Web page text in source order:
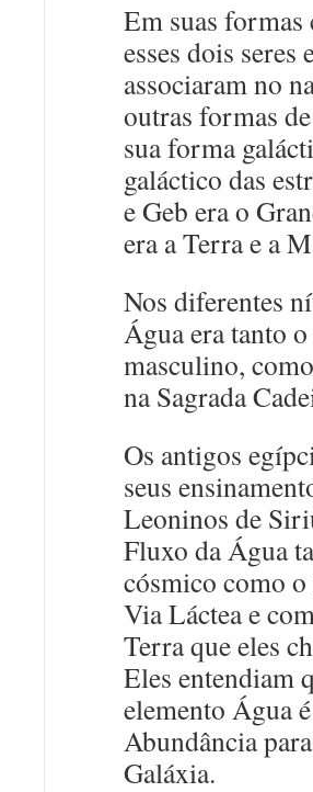
Em suas
esses dois seres
associaram no
outras formas
sua forma
galáctico das
e Geb era o
era a Terra e a
Nos diferentes
Água era tanto
masculino,
na Sagrada
Os antigos
seus
Leoninos de
Fluxo da Água
cósmico como
Via Láctea e
Terra que eles
Eles entendiam
elemento Água
Abundância
Galáxia.